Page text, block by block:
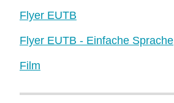
Flyer EUTB
Flyer EUTB - Einfache Sprache
Film